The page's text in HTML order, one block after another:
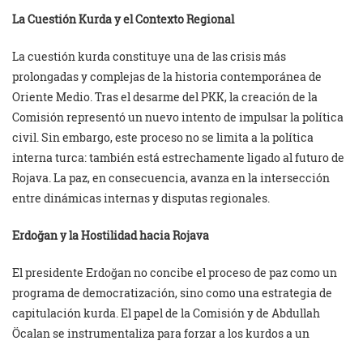
La Cuestión Kurda y el Contexto Regional
La cuestión kurda constituye una de las crisis más
prolongadas y complejas de la historia contemporánea de
Oriente Medio. Tras el desarme del PKK, la creación de la
Comisión representó un nuevo intento de impulsar la política
civil. Sin embargo, este proceso no se limita a la política
interna turca: también está estrechamente ligado al futuro de
Rojava. La paz, en consecuencia, avanza en la intersección
entre dinámicas internas y disputas regionales.
Erdoğan y la Hostilidad hacia Rojava
El presidente Erdoğan no concibe el proceso de paz como un
programa de democratización, sino como una estrategia de
capitulación kurda. El papel de la Comisión y de Abdullah
Öcalan se instrumentaliza para forzar a los kurdos a un